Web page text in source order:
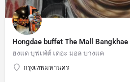
Hongdae buffet The Mall Bangkhae
ฮงแด บุฟเฟ่ต์ เดอะ มอล บางแค
กรุงเทพมหานคร